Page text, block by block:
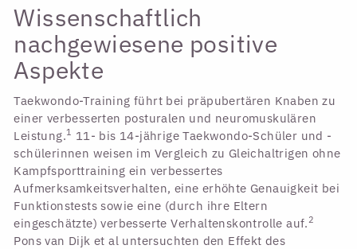
Wissenschaftlich
nachgewiesene positive
Aspekte
Taekwondo-Training führt bei präpubertären Knaben zu
einer verbesserten posturalen und neuromuskulären
Leistung.1 11- bis 14-jährige Taekwondo-Schüler und -
schülerinnen weisen im Vergleich zu Gleichaltrigen ohne
Kampfsporttraining ein verbessertes
Aufmerksamkeitsverhalten, eine erhöhte Genauigkeit bei
Funktionstests sowie eine (durch ihre Eltern
eingeschätzte) verbesserte Verhaltenskontrolle auf.2
Pons van Dijk et al untersuchten den Effekt des